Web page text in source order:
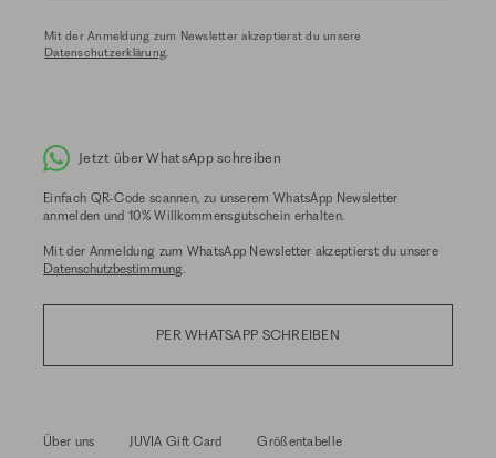
Mit der Anmeldung zum Newsletter akzeptierst du unsere
Datenschutzerklärung.
Jetzt über WhatsApp schreiben
Einfach QR-Code scannen, zu unserem WhatsApp Newsletter
anmelden und 10% Willkommensgutschein erhalten.
Mit der Anmeldung zum WhatsApp Newsletter akzeptierst du unsere
Datenschutzbestimmung.
PER WHATSAPP SCHREIBEN
Über uns JUVIA Gift Card Größentabelle